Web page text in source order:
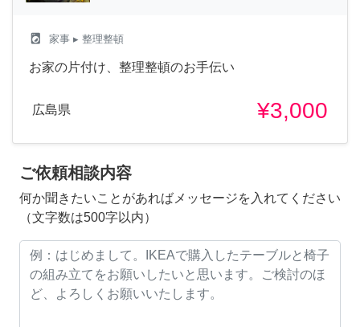
local_laundry_service 家事 ▸ 整理整頓
お家の片付け、整理整頓のお手伝い
広島県 ¥3,000
ご依頼相談内容
何か聞きたいことがあればメッセージを入れてください
（文字数は500字以内）